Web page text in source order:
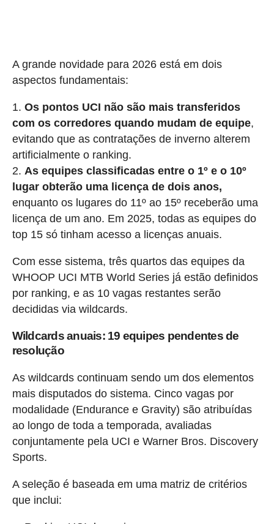
A grande novidade para 2026 está em dois
aspectos fundamentais:
Os pontos UCI não são mais transferidos
com os corredores quando mudam de equipe,
evitando que as contratações de inverno alterem
artificialmente o ranking.
As equipes classificadas entre o 1º e o 10º
lugar obterão uma licença de dois anos,
enquanto os lugares do 11º ao 15º receberão uma
licença de um ano. Em 2025, todas as equipes do
top 15 só tinham acesso a licenças anuais.
Com esse sistema, três quartos das equipes da
WHOOP UCI MTB World Series já estão definidos
por ranking, e as 10 vagas restantes serão
decididas via wildcards.
Wildcards anuais: 19 equipes pendentes de
resolução
As wildcards continuam sendo um dos elementos
mais disputados do sistema. Cinco vagas por
modalidade (Endurance e Gravity) são atribuídas
ao longo de toda a temporada, avaliadas
conjuntamente pela UCI e Warner Bros. Discovery
Sports.
A seleção é baseada em uma matriz de critérios
que inclui: